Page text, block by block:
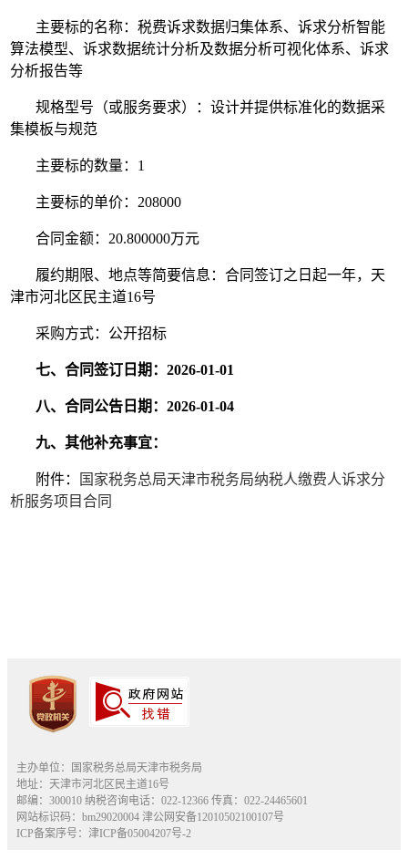
主要标的名称：税费诉求数据归集体系、诉求分析智能
算法模型、诉求数据统计分析及数据分析可视化体系、诉求
分析报告等
规格型号（或服务要求）：设计并提供标准化的数据采
集模板与规范
主要标的数量：1
主要标的单价：208000
合同金额：20.800000万元
履约期限、地点等简要信息：合同签订之日起一年，天
津市河北区民主道16号
采购方式：公开招标
七、合同签订日期：2026-01-01
八、合同公告日期：2026-01-04
九、其他补充事宜：
附件：
国家税务总局天津市税务局纳税人缴费人诉求分
析服务项目合同
主办单位：国家税务总局天津市税务局
地址：天津市河北区民主道16号
邮编：300010 纳税咨询电话：022-12366 传真：022-24465601
网站标识码：bm29020004 津公网安备12010502100107号
ICP备案序号：津ICP备05004207号-2